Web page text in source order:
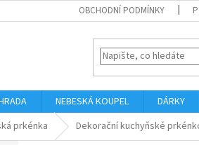
OBCHODNÍ PODMÍNKY
NEBESKÁ KOUPEL DÁRKY
prkénka Dekorační kuchyňské